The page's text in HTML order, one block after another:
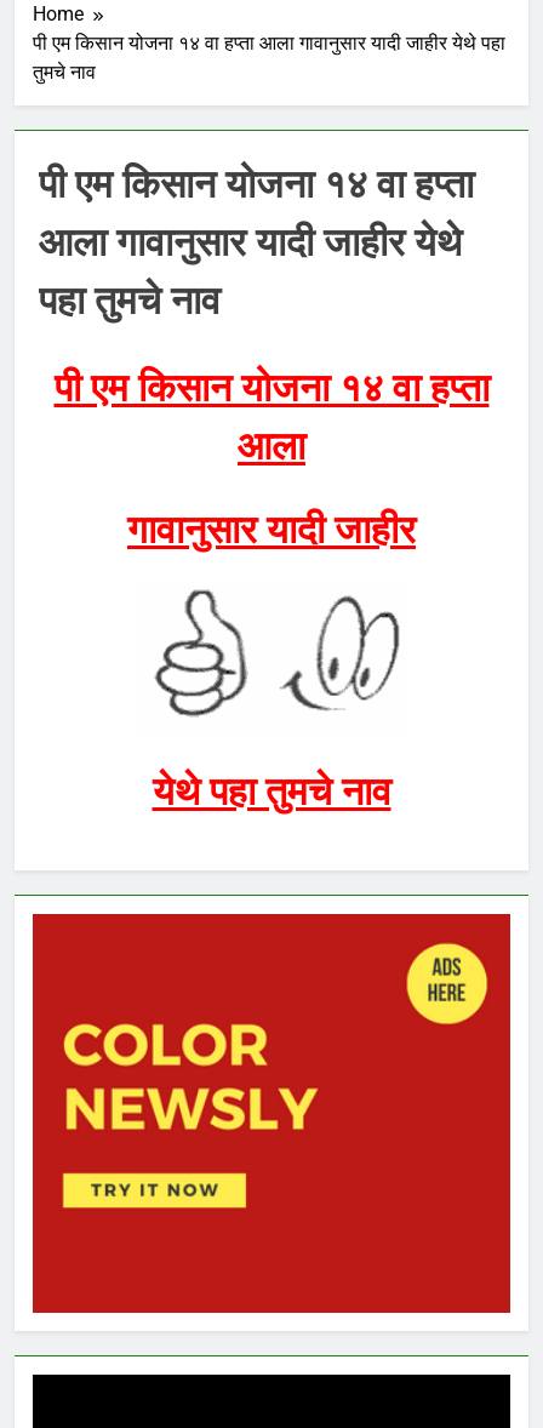
Home
पी एम किसान योजना १४ वा हप्ता आला गावानुसार यादी जाहीर येथे पहा
तुमचे नाव
पी एम किसान योजना १४ वा हप्ता
आला गावानुसार यादी जाहीर येथे
पहा तुमचे नाव
पी एम किसान योजना १४ वा हप्ता
आला
गावानुसार यादी जाहीर
येथे पहा तुमचे नाव